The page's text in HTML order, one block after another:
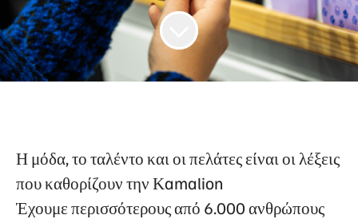
Η μόδα, το ταλέντο και οι πελάτες είναι οι λέξεις
που καθορίζουν την Κamalion
Έχουμε περισσότερους από 6.000 ανθρώπους